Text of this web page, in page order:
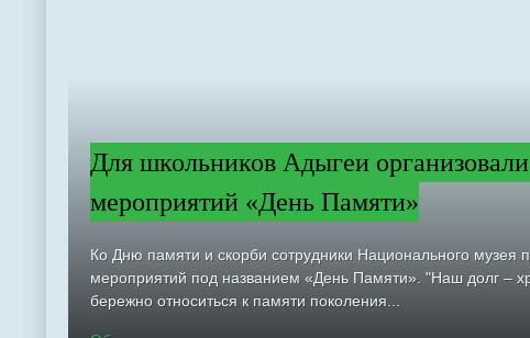
Для школьников Адыгеи
мероприятий «День Памяти»
Ко Дню памяти и скорби сотрудники Национального музея
мероприятий под названием «День Памяти». "Наш долг –
бережно относиться к памяти поколения...